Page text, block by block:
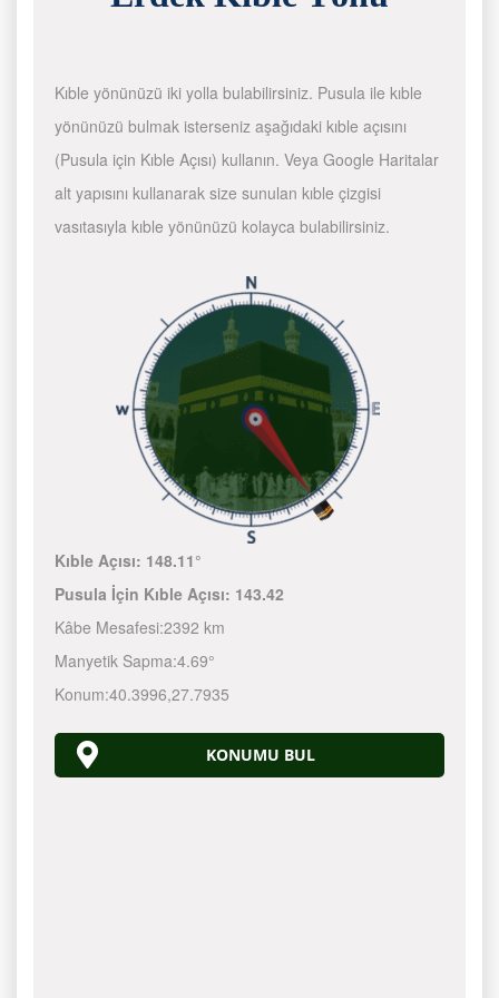
Kıble yönünüzü iki yolla bulabilirsiniz. Pusula ile kıble
yönünüzü bulmak isterseniz aşağıdaki kıble açısını
(Pusula için Kıble Açısı) kullanın. Veya Google Haritalar
alt yapısını kullanarak size sunulan kıble çizgisi
vasıtasıyla kıble yönünüzü kolayca bulabilirsiniz.
Kıble Açısı: 148.11°
Pusula İçin Kıble Açısı: 143.42
Kâbe Mesafesi:2392 km
Manyetik Sapma:4.69°
Konum:40.3996,27.7935
KONUMU BUL